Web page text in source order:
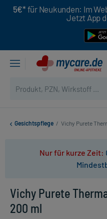
5€* für Neukunden: Im
Jetzt App
Gesichtspflege / Vichy Purete
Nur für kurze Zeit:
Vichy Purete
200 ml